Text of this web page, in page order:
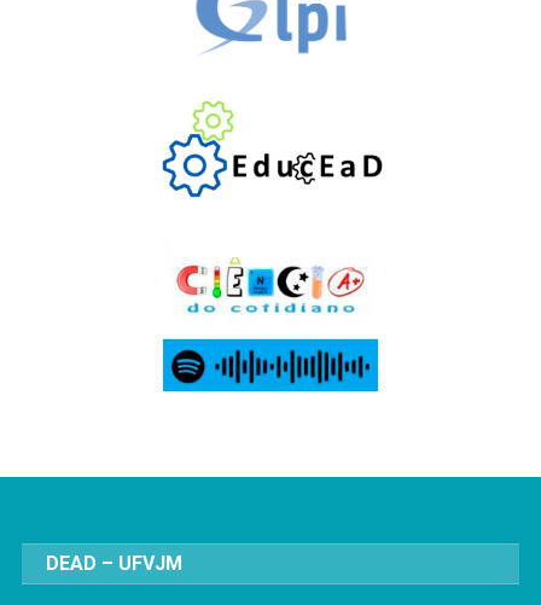
DEAD – UFVJM